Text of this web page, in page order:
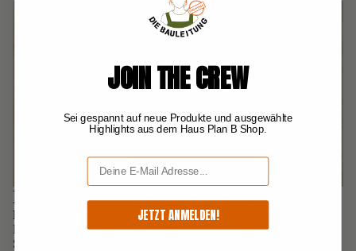
NACHHALTIGKEIT TIPPS:
Energiesparen:
Bei 30°C statt 60°C sparst du bis zu 70 %
Energie pro Waschgang – das schont Umwelt und deine
Stromrechnung.
JOIN THE CREW
Sei gespannt auf neue Produkte und ausgewählte
Highlights aus dem Haus Plan B Shop.
E-Mail
JETZT ANMELDEN!